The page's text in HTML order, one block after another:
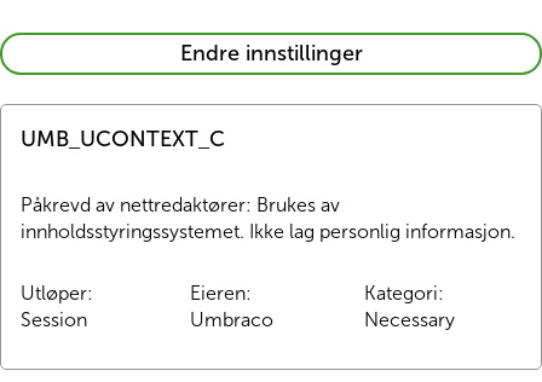
Sykehjem
Pasienthotell
Jobb hos oss
remove
Endre innstillinger
UMB_UCONTEXT_C
Påkrevd av nettredaktører: Brukes av
innholdsstyringssystemet. Ikke lag personlig informasjon.
Utløper:
Session
Eieren:
Umbraco
Kategori:
Necessary